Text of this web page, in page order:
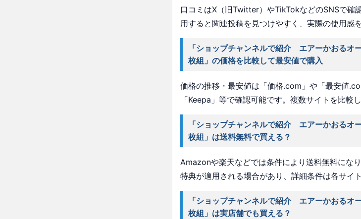
口コミはX（旧Twitter）やTikTokなどのSNSで確
用すると関連投稿を見つけやすく、実際の使用感
「ショップチャンネルで紹介 エアーかおるオ
枚組」の価格を比較して最安値で購入
価格の推移・最安値は「価格.com」や「最安値
「Keepa」等で確認可能です。複数サイトを比較
「ショップチャンネルで紹介 エアーかおるオ
枚組」は送料無料で買える？
Amazonや楽天などでは条件により送料無料にな
特典が適用される場合があり、詳細条件は各サイ
「ショップチャンネルで紹介 エアーかおるオ
枚組」は実店舗でも買える？